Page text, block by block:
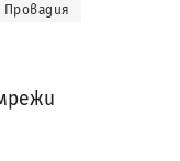
Провадия